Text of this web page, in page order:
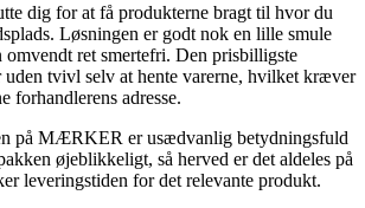
dig for at få produkterne bragt til hvor du
Løsningen er godt nok en lille smule
omvendt ret smertefri. Den prisbilligste
uden tvivl selv at hente varerne, hvilket kræver
forhandlerens adresse.
på MÆRKER er usædvanlig betydningsfuld
øjeblikkeligt, så herved er det aldeles på
leveringstiden for det relevante produkt.